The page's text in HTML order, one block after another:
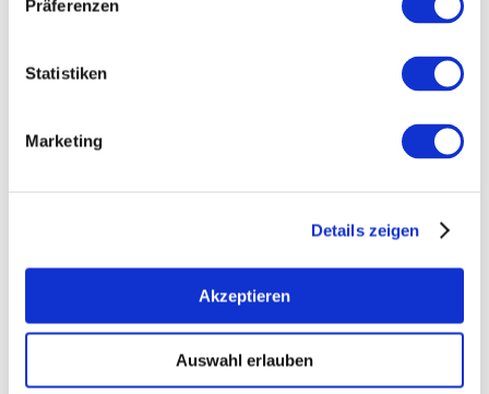
Präferenzen
Statistiken
Marketing
Details zeigen
Akzeptieren
Auswahl erlauben